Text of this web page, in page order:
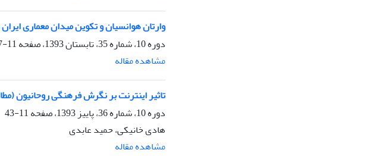
وارتان هوانسیان و تکوین میدان معماری
دوره 10، شماره 35، تابستان 1393، صفحه
11-37
مشاهده مقاله
تاثیر اینترنت بر نگرش فرهنگی روحانیون
دوره 10، شماره 36، پاییز 1393، صفحه
11-43
هادی خانیکی، حمید عابدی
مشاهده مقاله